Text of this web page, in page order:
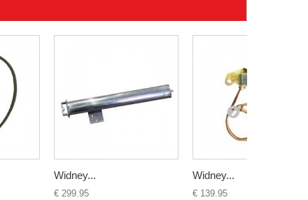
Widney...
€ 299.95
Widney...
€ 139.95